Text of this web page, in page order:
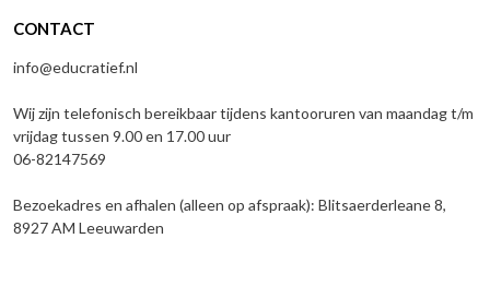
CONTACT
info@educratief.nl
Wij zijn telefonisch bereikbaar tijdens kantooruren van maandag t/m
vrijdag tussen 9.00 en 17.00 uur
06-82147569
Bezoekadres en afhalen (alleen op afspraak): Blitsaerderleane 8,
8927 AM Leeuwarden